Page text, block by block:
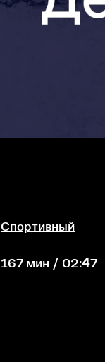
Спортивный
167 мин / 02:47